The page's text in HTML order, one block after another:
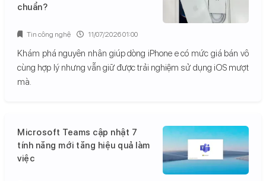
chuẩn?
Khám phá nguyên nhân giúp dòng iPhone e có mức giá bán vô
cùng hợp lý nhưng vẫn giữ được trải nghiệm sử dụng iOS mượt
mà.
Tin công nghệ 11/07/2026 01:00
Microsoft Teams cập nhật 7
tính năng mới tăng hiệu quả làm
việc